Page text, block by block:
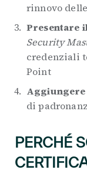
rinnovo
Presentare
Security
credenziali
Point
Aggiungere
di
PERCHÉ